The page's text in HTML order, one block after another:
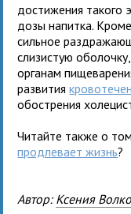
достижения такого
дозы напитка.
сильное
слизистую
органам
развития
обострения
Читайте также о том,
продлевает жизнь?
Автор: Ксения